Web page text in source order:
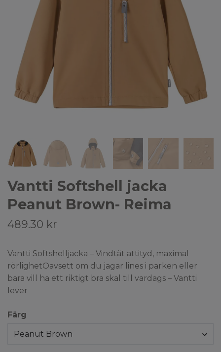
Vantti Softshell jacka
Peanut Brown- Reima
489.30 kr
Vantti Softshelljacka – Vindtät attityd, maximal
rörlighetOavsett om du jagar lines i parken eller
bara vill ha ett riktigt bra skal till vardags – Vantti
lever
Färg
Peanut Brown